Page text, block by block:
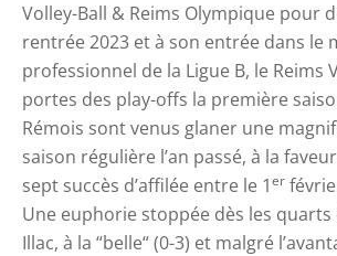
Volley-Ball & Reims Olympique pour
rentrée 2023 et à son entrée dans le
professionnel de la Ligue B, le Reims
portes des play-offs la première
Rémois sont venus glaner une
saison régulière l’an passé, à la
sept succès d’affilée entre le 1er
Une euphorie stoppée dès les
Illac, à la “belle“ (0-3) et malgré